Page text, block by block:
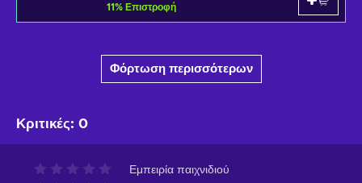
11% Επιστροφή
Φόρτωση περισσότερων
Κριτικές: 0
Εμπειρία παιχνιδιού